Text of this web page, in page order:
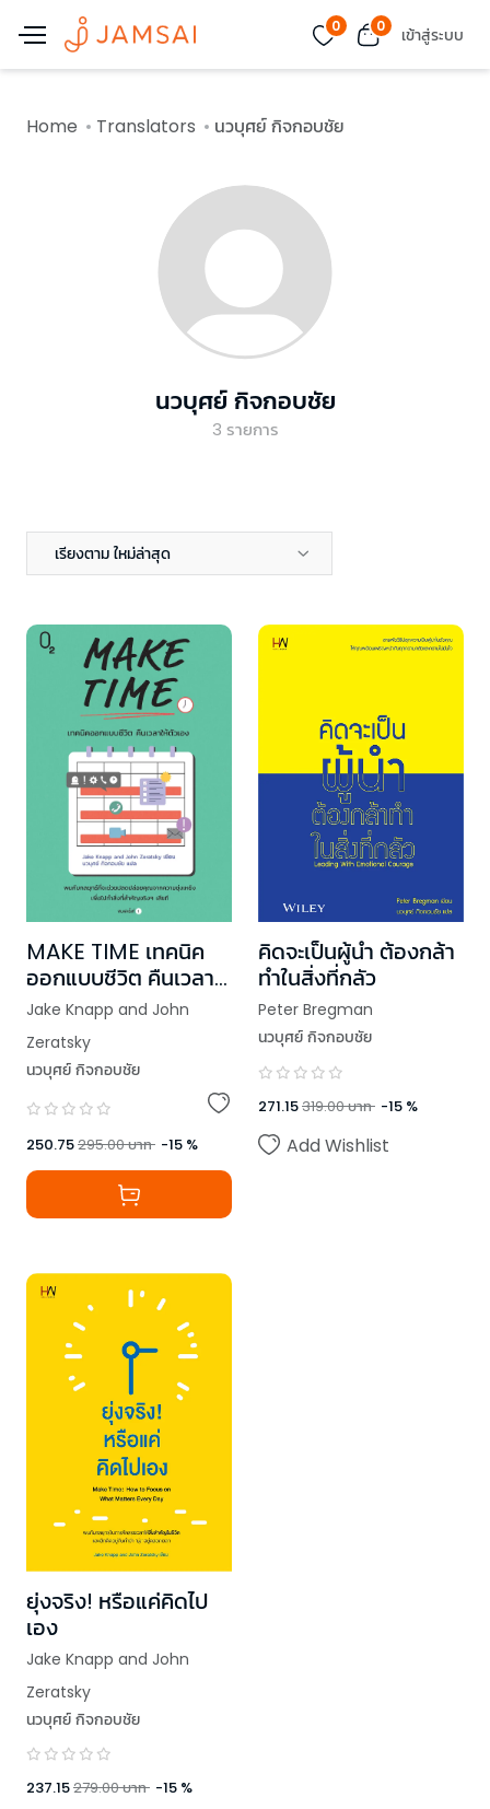
0 0 เข้าสู่ระบบ
Home Translators นวบุศย์ กิจกอบชัย
นวบุศย์ กิจกอบชัย
3 รายการ
เรียงตาม ใหม่ล่าสุด
MAKE TIME เทคนิค
ออกแบบชีวิต คืนเวลา
ให้ตัวเอง
Jake Knapp and John
Zeratsky
นวบุศย์ กิจกอบชัย
250.75295.00บาท -15 %
คิดจะเป็นผู้นำ ต้องกล้า
ทำในสิ่งที่กลัว
Peter Bregman
นวบุศย์ กิจกอบชัย
271.15319.00บาท -15 %
Add Wishlist
ยุ่งจริง! หรือแค่คิดไป
เอง
Jake Knapp and John
Zeratsky
นวบุศย์ กิจกอบชัย
237.15279.00บาท -15 %